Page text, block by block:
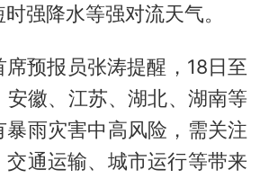
强降水等强对流天气。
席预报员张涛提醒，18日至
安徽、江苏、湖北、湖南等
暴雨灾害中高风险，需关注
交通运输、城市运行等带来